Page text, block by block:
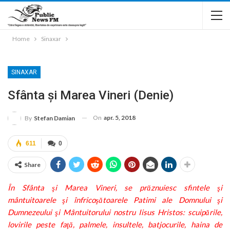
Home Sinaxar
SINAXAR
Sfânta și Marea Vineri (Denie)
By Stefan Damian On apr. 5, 2018
0
611
Share
În Sfânta şi Marea Vineri, se prăznuiesc sfintele şi
mântuitoarele şi înfricoşătoarele Patimi ale Domnului şi
Dumnezeului şi Mântuitorului nostru Iisus Hristos: scuipările,
lovirile peste faţă, palmele, insul­tele, batjocurile, haina de